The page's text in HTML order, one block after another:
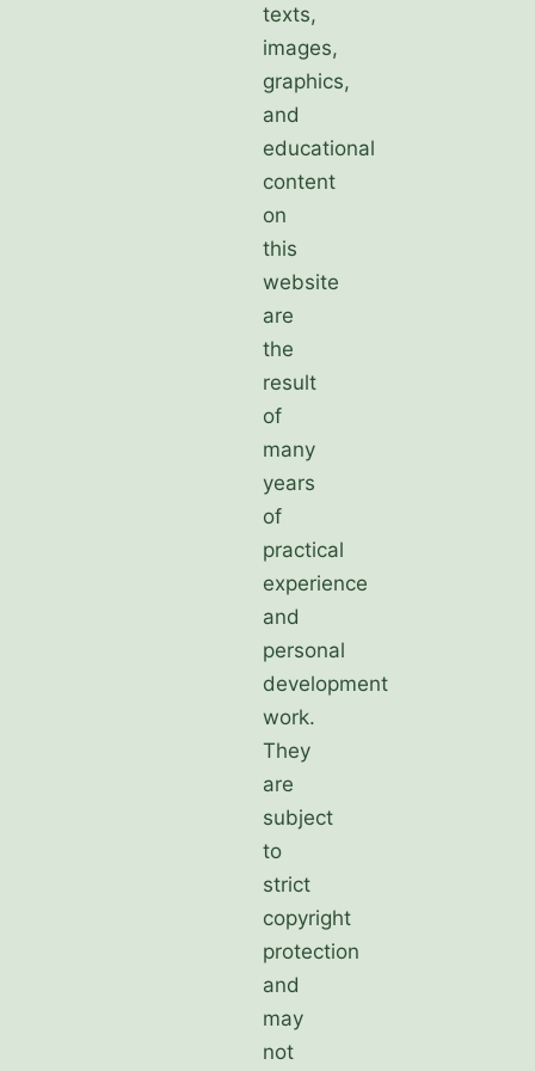
texts,
images,
graphics,
and
educational
content
on
this
website
are
the
result
of
many
years
of
practical
experience
and
personal
development
work.
They
are
subject
to
strict
copyright
protection
and
may
not